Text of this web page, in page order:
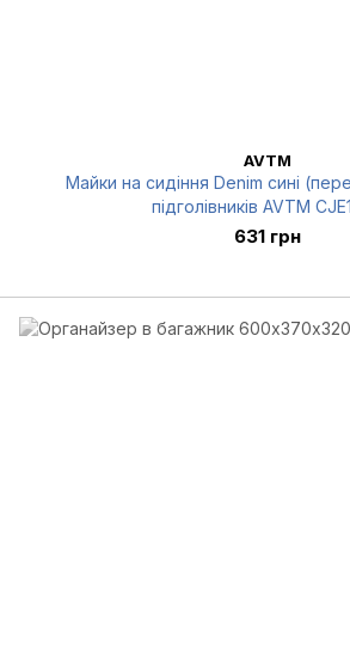
AVTM
Майки на сидіння Denim сині
підголівників AVTM
631 грн